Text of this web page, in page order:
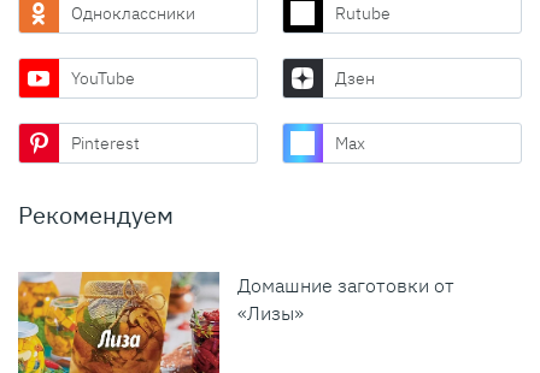
Одноклассники Rutube
YouTube Дзен
Pinterest Max
Рекомендуем
Домашние заготовки от
«Лизы»